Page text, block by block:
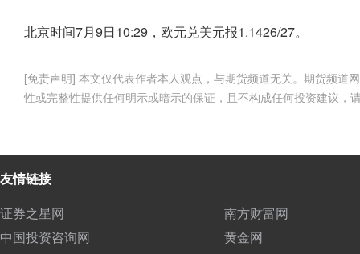
北京时间7月9日10:29，欧元兑美元报1.1426/27。
[免责声明] 本文仅代表作者本人观点，与期货频道无关。期货频道
性或完整性提供任何明示或暗示的保证，且不构成任何投资建议，
友情链接
证券之星网
南方财富网
中国投资咨询网
黄金网